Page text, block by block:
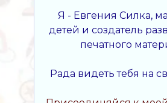
Я - Евгения Силка,
детей и создатель
печатного
Рада видеть тебя на